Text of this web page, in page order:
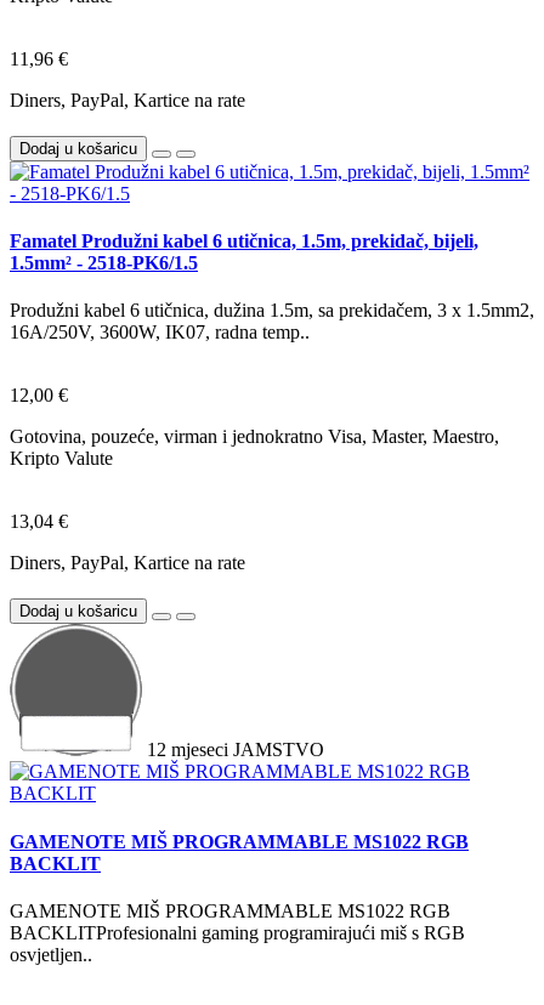
11,96 €
Diners, PayPal, Kartice na rate
Dodaj u košaricu
Famatel Produžni kabel 6 utičnica, 1.5m, prekidač, bijeli,
1.5mm² - 2518-PK6/1.5
Produžni kabel 6 utičnica, dužina 1.5m, sa prekidačem, 3 x 1.5mm2,
16A/250V, 3600W, IK07, radna temp..
12,00 €
Gotovina, pouzeće, virman i jednokratno Visa, Master, Maestro,
Kripto Valute
13,04 €
Diners, PayPal, Kartice na rate
Dodaj u košaricu
12 mjeseci JAMSTVO
GAMENOTE MIŠ PROGRAMMABLE MS1022 RGB
BACKLIT
GAMENOTE MIŠ PROGRAMMABLE MS1022 RGB
BACKLITProfesionalni gaming programirajući miš s RGB
osvjetljen..